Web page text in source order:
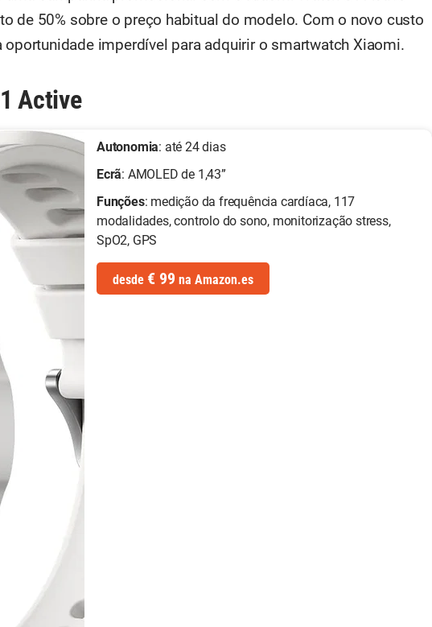
de 50% sobre o preço habitual do modelo. Com o novo custo
oportunidade imperdível para adquirir o smartwatch Xiaomi.
Active
Autonomia: até 24 dias
Ecrã: AMOLED de 1,43”
Funções: medição da frequência cardíaca, 117
modalidades, controlo do sono, monitorização stress,
SpO2, GPS
desde € 99 na Amazon.es